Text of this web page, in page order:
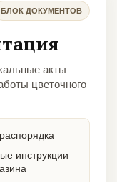
БЛОК ДОКУМЕНТОВ
акты
цветочного
инструкции